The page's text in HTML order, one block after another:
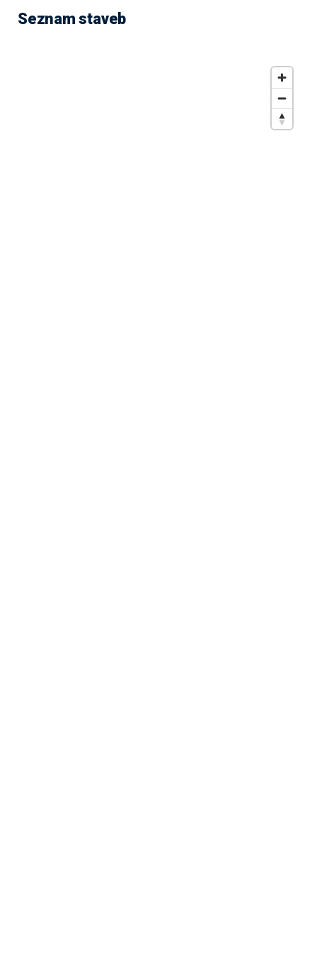
Seznam staveb